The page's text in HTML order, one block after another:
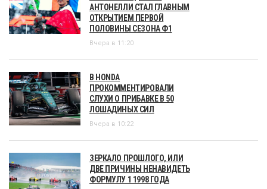
АНТОНЕЛЛИ СТАЛ ГЛАВНЫМ
ОТКРЫТИЕМ ПЕРВОЙ
ПОЛОВИНЫ СЕЗОНА Ф1
Вчера в 11:20
В HONDA
ПРОКОММЕНТИРОВАЛИ
СЛУХИ О ПРИБАВКЕ В 50
ЛОШАДИНЫХ СИЛ
Вчера в 10:22
ЗЕРКАЛО ПРОШЛОГО, ИЛИ
ДВЕ ПРИЧИНЫ НЕНАВИДЕТЬ
ФОРМУЛУ 1 1998 ГОДА